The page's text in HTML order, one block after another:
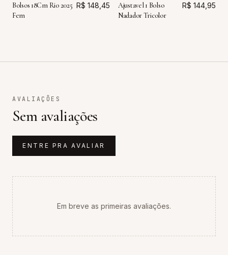
Bolsos 18Cm Rio 2025
Fem
R$ 148,45
Ajustavel 1 Bolso
Nadador Tricolor
R$ 144,95
AVALIAÇÕES
Sem avaliações
ENTRE PRA AVALIAR
Em breve as primeiras avaliações.